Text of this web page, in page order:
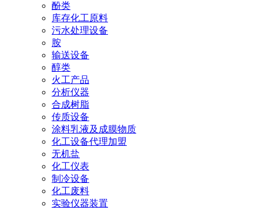
酚类
库存化工原料
污水处理设备
胺
输送设备
醇类
火工产品
分析仪器
合成树脂
传质设备
涂料乳液及成膜物质
化工设备代理加盟
无机盐
化工仪表
制冷设备
化工废料
实验仪器装置